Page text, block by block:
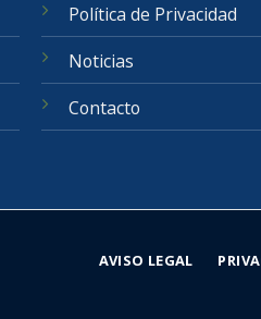
Política de Privacidad
Noticias
Contacto
AVISO LEGAL